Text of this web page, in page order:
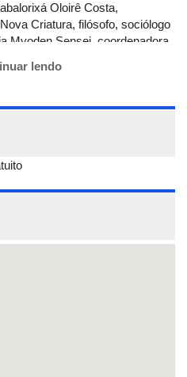
Oloirê Costa,
Criatura, filósofo, sociólogo
Myoden Sensei, coordenadora
Filosofia na Universidade
e membro de uma
Luiz César Cardodo,
presidente da
de Preservação
Prado Sadoyama, docente da
atenuar violências cometidas
lendo